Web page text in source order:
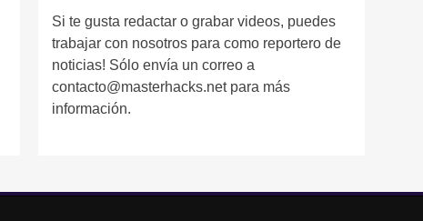
Si te gusta redactar o grabar videos, puedes
trabajar con nosotros para como reportero de
noticias! Sólo envía un correo a
contacto@masterhacks.net para más
información.